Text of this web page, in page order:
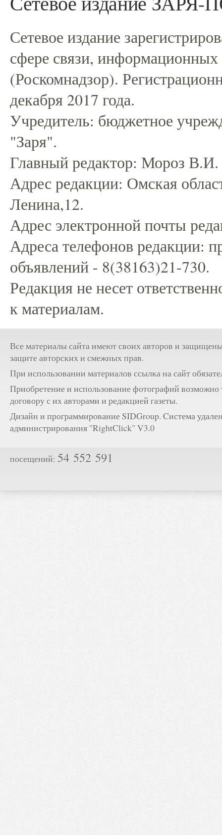
Сетевое издание
сфере связи,
(Роскомнадзор).
декабря 2017 года.
Учредитель: бюджетное
"Заря".
Главный редактор: Мороз В.И.
Адрес редакции: Омская
Ленина,12.
Адрес электронной почты
Адреса телефонов редакции:
объявлений - 8(38163)21-730.
Редакция не несет
к материалам.
Все материалы сайта имеют своих авторов и
защите авторских и смежных прав.
При использовании материалов ссылка на сайт
Приобретение и использование фотографий возможно
договору с их авторами и редакцией газеты.
Дизайн и программирование SIDGroup. Cистема
администрирования "RightClick" V3.0
посещений: 54 552 591